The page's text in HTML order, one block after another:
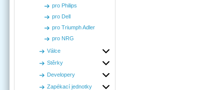
pro Philips
pro Dell
pro Triumph Adler
pro NRG
Válce
Stěrky
Developery
Zapékací jednotky